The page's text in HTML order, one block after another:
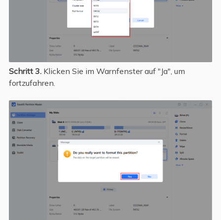
Schritt 3. Klicken Sie im Warnfenster auf "Ja", um
fortzufahren.